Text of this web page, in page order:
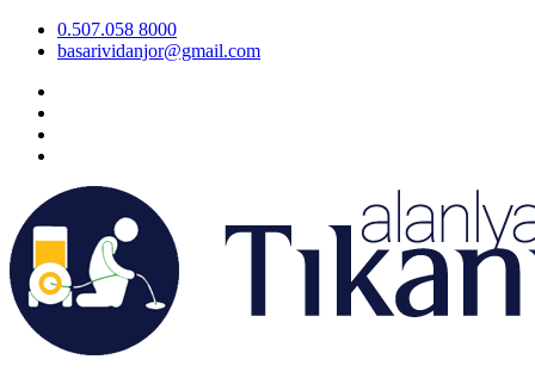
0.507.058 8000
basarividanjor@gmail.com